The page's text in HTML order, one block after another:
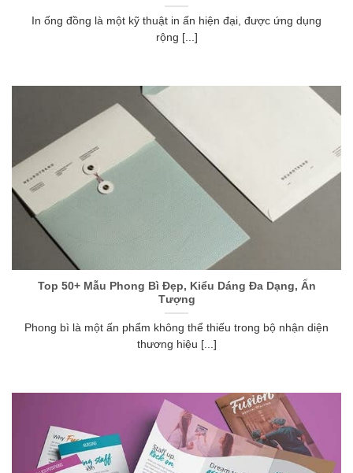
In ống đồng là một kỹ thuật in ấn hiện đại, được ứng dụng
rộng [...]
Top 50+ Mẫu Phong Bì Đẹp, Kiểu Dáng Đa Dạng, Ấn
Tượng
Phong bì là một ấn phẩm không thể thiếu trong bộ nhận diện
thương hiệu [...]